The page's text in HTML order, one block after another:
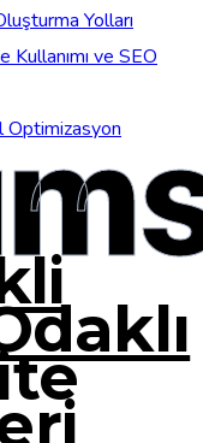
Yolları
Kullanımı ve SEO
Optimizasyon